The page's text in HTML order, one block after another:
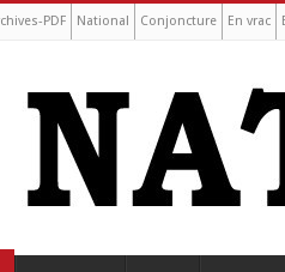
PDF National Conjoncture En vrac